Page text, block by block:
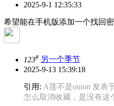
2025-9-1 12:35:33
希望能在手机版添加一个找回
123# 另一个季节
2025-9-13 15:39:18
引用: A莲不是onion 发表
怎么取消收藏，是没有这